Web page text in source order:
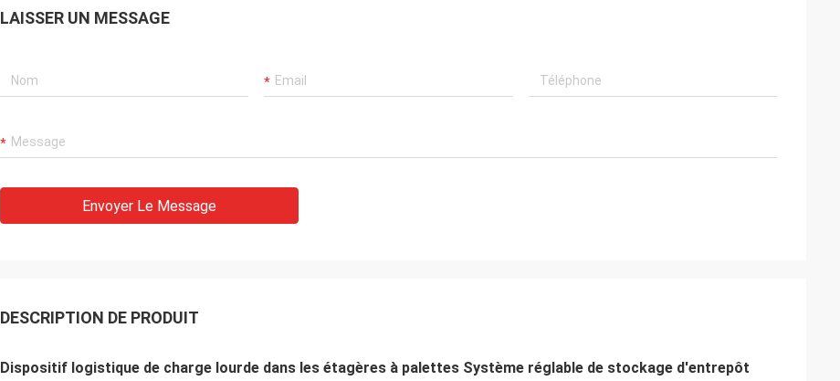
LAISSER UN MESSAGE
Envoyer Le Message
DESCRIPTION DE PRODUIT
Dispositif logistique de charge lourde dans les étagères à palettes Système réglable de stockage d'entrepôt